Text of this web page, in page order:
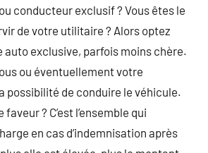
conducteur exclusif ? Vous êtes le
de votre utilitaire ? Alors optez
auto exclusive, parfois moins chère.
ou éventuellement votre
possibilité de conduire le véhicule.
? C’est l’ensemble qui
en cas d’indemnisation après